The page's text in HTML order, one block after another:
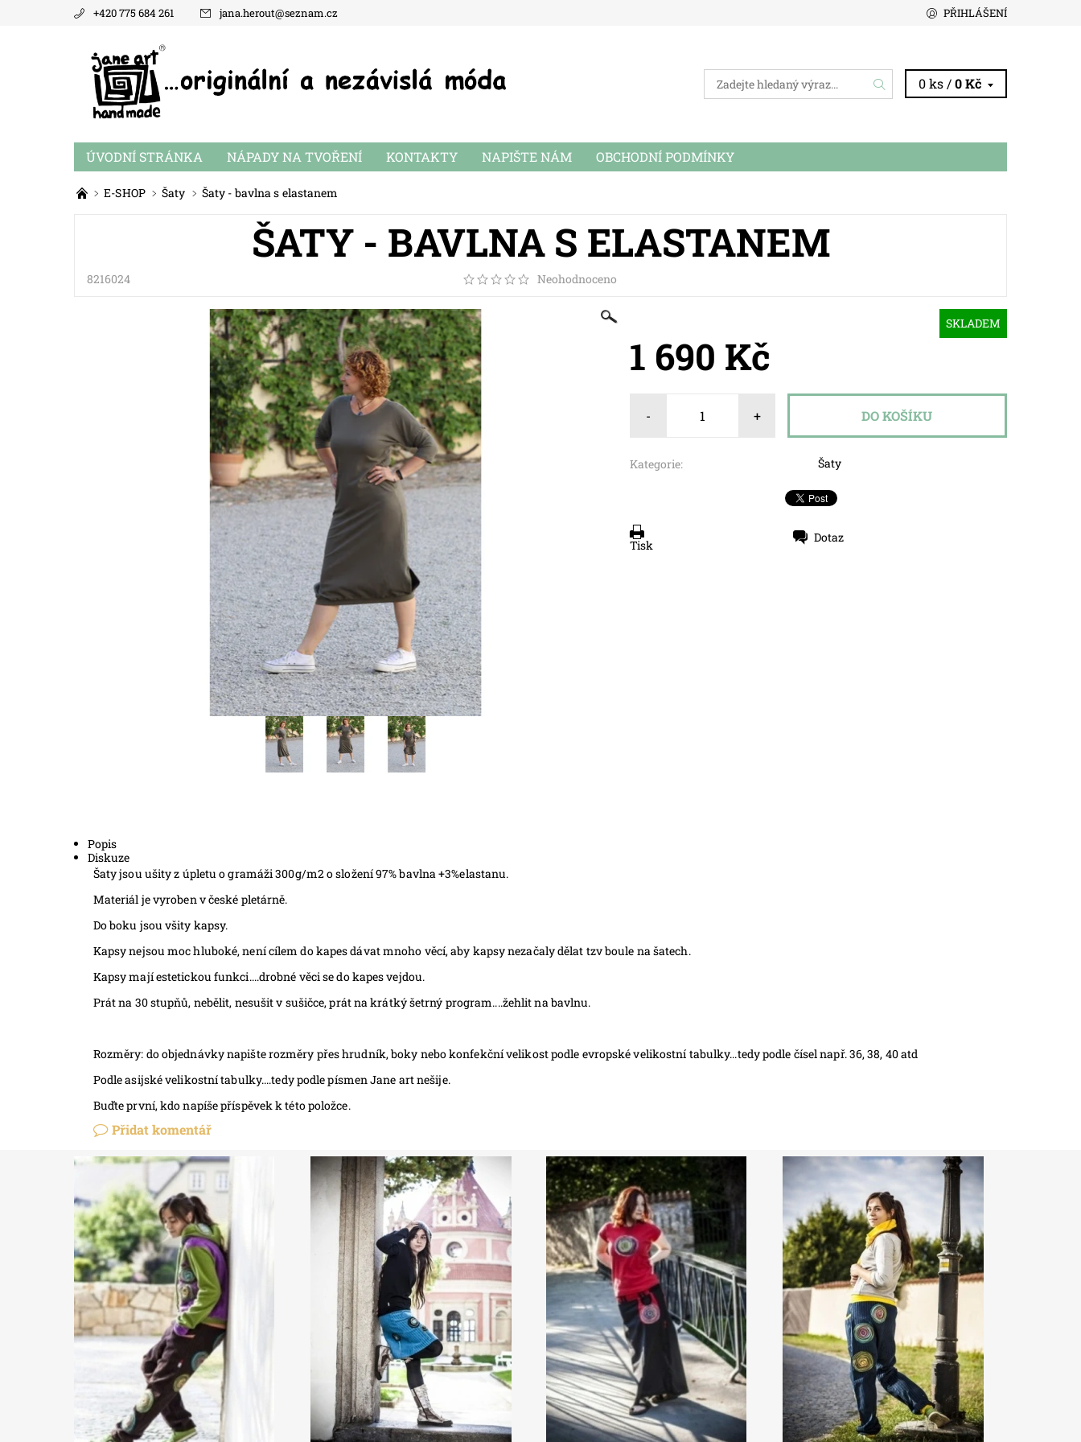
+420 775 684 261 jana.herout@seznam.cz PŘIHLÁŠENÍ
0 ks /0 Kč
ÚVODNÍ STRÁNKA NÁPADY NA TVOŘENÍ KONTAKTY NAPIŠTE NÁM OBCHODNÍ PODMÍNKY
E-SHOP Šaty Šaty - bavlna s elastanem
ŠATY - BAVLNA S ELASTANEM
8216024 Neohodnoceno
SKLADEM
1 690 Kč
- +
Kategorie: Šaty
Tisk
Dotaz
Popis
Diskuze
Šaty jsou ušity z úpletu o gramáži 300g/m2 o složení 97% bavlna +3%elastanu.
Materiál je vyroben v české pletárně.
Do boku jsou všity kapsy.
Kapsy nejsou moc hluboké, není cílem do kapes dávat mnoho věcí, aby kapsy nezačaly dělat tzv boule na šatech.
Kapsy mají estetickou funkci....drobné věci se do kapes vejdou.
Prát na 30 stupňů, nebělit, nesušit v sušičce, prát na krátký šetrný program....žehlit na bavlnu.
Rozměry: do objednávky napište rozměry přes hrudník, boky nebo konfekční velikost podle evropské velikostní tabulky...tedy podle čísel např. 36, 38, 40 atd
Podle asijské velikostní tabulky....tedy podle písmen Jane art nešije.
Buďte první, kdo napíše příspěvek k této položce.
Přidat komentář